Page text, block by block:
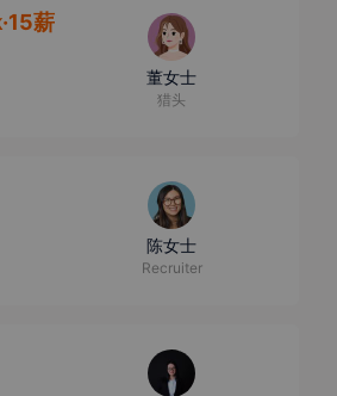
薪
董女士
猎头
陈女士
Recruiter